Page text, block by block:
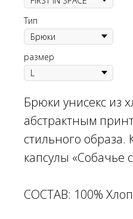
Тип
размер
Брюки унисекс из
абстрактным
стильного
капсулы «Собачье
СОСТАВ: 100%